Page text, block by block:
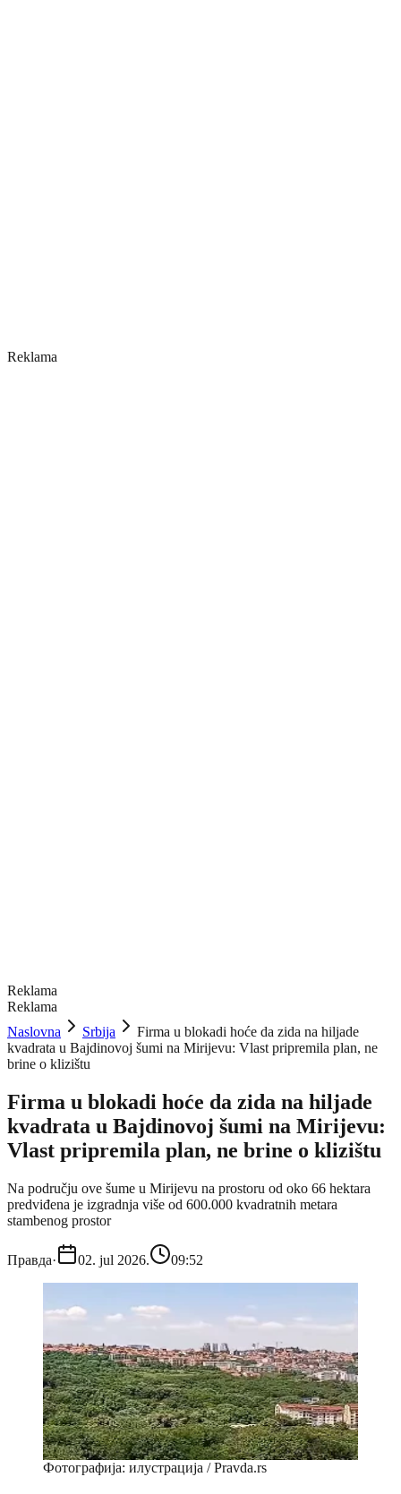
Reklama
Reklama
Reklama
Naslovna
Srbija
Firma u blokadi hoće da zida na hiljade
kvadrata u Bajdinovoj šumi na Mirijevu: Vlast pripremila plan, ne
brine o klizištu
Firma u blokadi hoće da zida na hiljade
kvadrata u Bajdinovoj šumi na Mirijevu:
Vlast pripremila plan, ne brine o klizištu
Na području ove šume u Mirijevu na prostoru od oko 66 hektara
predviđena je izgradnja više od 600.000 kvadratnih metara
stambenog prostor
Правда· 02. jul 2026. 09:52
Фотографија: илустрација / Pravda.rs